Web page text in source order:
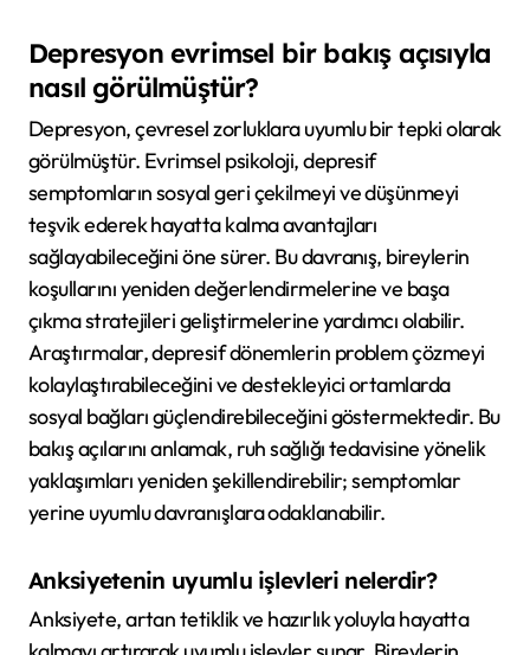
Depresyon evrimsel bir bakış açısıyla
nasıl görülmüştür?
Depresyon, çevresel zorluklara uyumlu bir tepki olarak
görülmüştür. Evrimsel psikoloji, depresif
semptomların sosyal geri çekilmeyi ve düşünmeyi
teşvik ederek hayatta kalma avantajları
sağlayabileceğini öne sürer. Bu davranış, bireylerin
koşullarını yeniden değerlendirmelerine ve başa
çıkma stratejileri geliştirmelerine yardımcı olabilir.
Araştırmalar, depresif dönemlerin problem çözmeyi
kolaylaştırabileceğini ve destekleyici ortamlarda
sosyal bağları güçlendirebileceğini göstermektedir. Bu
bakış açılarını anlamak, ruh sağlığı tedavisine yönelik
yaklaşımları yeniden şekillendirebilir; semptomlar
yerine uyumlu davranışlara odaklanabilir.
Anksiyetenin uyumlu işlevleri nelerdir?
Anksiyete, artan tetiklik ve hazırlık yoluyla hayatta